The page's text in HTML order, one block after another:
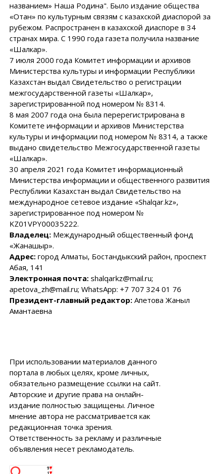
названием» Наша Родина". Было издание общества
«Отан» по культурным связям с казахской диаспорой за
рубежом. Распространен в казахской диаспоре в 34
странах мира. С 1990 года газета получила название
«Шалкар».
7 июля 2000 года Комитет информации и архивов
Министерства культуры и информации Республики
Казахстан выдал Свидетельство о регистрации
межгосударственной газеты «Шалкар»,
зарегистрированной под номером № 8314.
8 мая 2007 года она была перерегистрирована в
Комитете информации и архивов Министерства
культуры и информации под номером № 8314, а также
выдано свидетельство Межгосударственной газеты
«Шалкар».
30 апреля 2021 года Комитет информационный
Министерства информации и общественного развития
Республики Казахстан выдал Свидетельство на
международное сетевое издание «Shalqar.kz»,
зарегистрированное под номером №
KZ01VPY00035222.
Владелец:Международный общественный фонд
«Жанашыр».
Адрес:город Алматы, Бостандыкский район, проспект
Абая, 141
Электронная почта:shalqarkz@mail.ru;
apetova_zh@mail.ru; WhatsApp: +7 707 324 01 76
Президент-главный редактор:Апетова Жаныл
Амантаевна
При использовании материалов данного
портала в любых целях, кроме личных,
обязательно размещение ссылки на сайт.
Авторские и другие права на онлайн-
издание полностью защищены. Личное
мнение автора не рассматривается как
редакционная точка зрения.
Ответственность за рекламу и различные
объявления несет рекламодатель.